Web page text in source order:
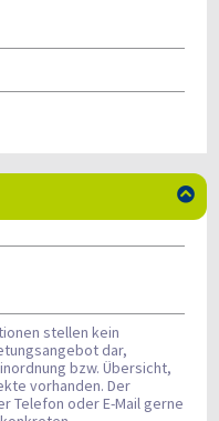

stellen kein
dar,
bzw. Übersicht,
vorhanden. Der
Telefon oder E-Mail gerne